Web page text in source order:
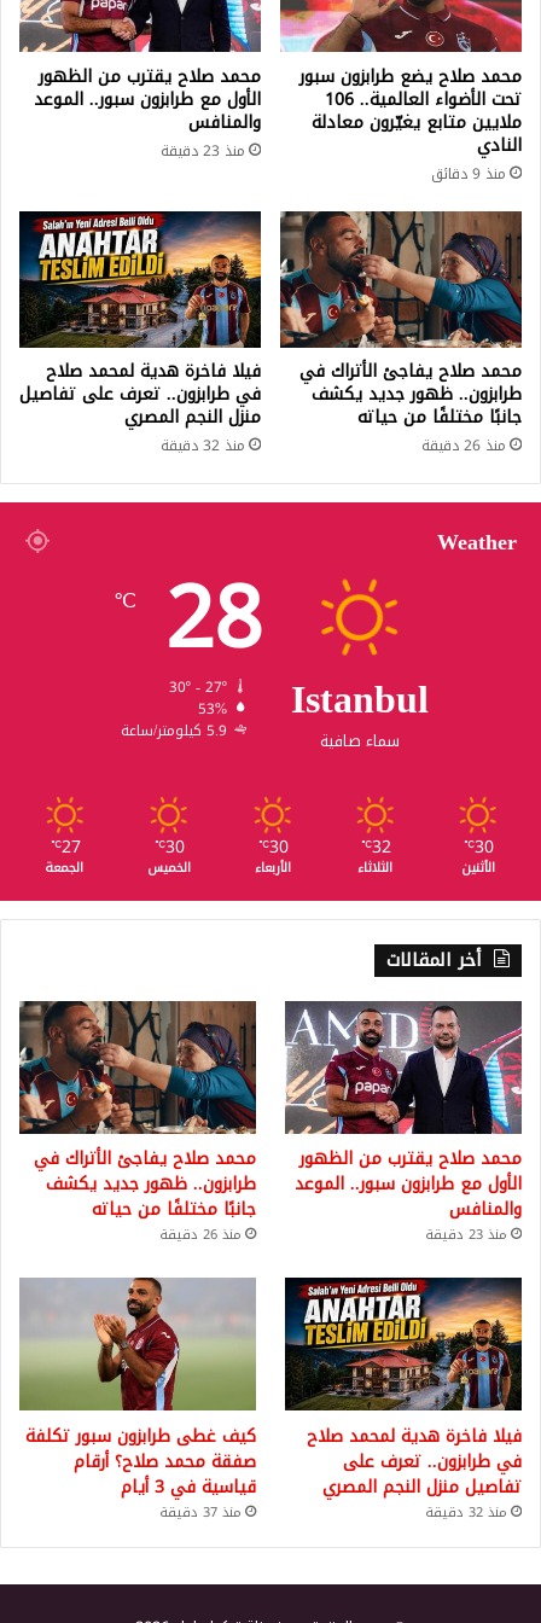
محمد صلاح يضع طرابزون سبور
تحت الأضواء العالمية.. 106
ملايين متابع يغيّرون معادلة
النادي
منذ 9 دقائق
محمد صلاح يقترب من الظهور
الأول مع طرابزون سبور.. الموعد
والمنافس
منذ 23 دقيقة
محمد صلاح يفاجئ الأتراك في
طرابزون.. ظهور جديد يكشف
جانبًا مختلفًا من حياته
منذ 26 دقيقة
فيلا فاخرة هدية لمحمد صلاح
في طرابزون.. تعرف على تفاصيل
منزل النجم المصري
منذ 32 دقيقة
Weather
Istanbul
سماء صافية
28
℃
30º - 27º
53%
5.9 كيلومتر/ساعة
30
℃
الأثنين
32
℃
الثلاثاء
30
℃
الأربعاء
30
℃
الخميس
27
℃
الجمعة
أخر المقالات
محمد صلاح يقترب من الظهور
الأول مع طرابزون سبور.. الموعد
والمنافس
منذ 23 دقيقة
محمد صلاح يفاجئ الأتراك في
طرابزون.. ظهور جديد يكشف
جانبًا مختلفًا من حياته
منذ 26 دقيقة
فيلا فاخرة هدية لمحمد صلاح
في طرابزون.. تعرف على
تفاصيل منزل النجم المصري
منذ 32 دقيقة
كيف غطى طرابزون سبور تكلفة
صفقة محمد صلاح؟ أرقام
قياسية في 3 أيام
منذ 37 دقيقة